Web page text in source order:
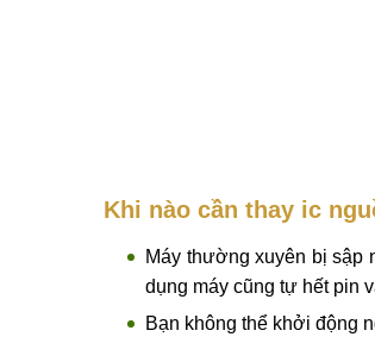
Khi nào cần thay ic
Máy thường xuyên bị sập
dụng máy cũng tự hết pin
Bạn không thể khởi động